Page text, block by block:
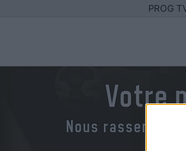
PROG
Votre
Nous